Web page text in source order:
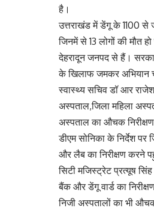
है।
उत्तराखंड में डेंगू के 1100 से
जिनमें से 13 लोगों की मौत
देहरादून जनपद से हैं।
के खिलाफ जमकर अभियान
स्वास्थ्य सचिव डॉ आर राजेश
अस्पताल,जिला महिला
अस्पताल का औचक
डीएम सोनिका के निर्देश पर
और लैब का निरीक्षण करने
सिटी मजिस्ट्रेट प्रत्यूष
बैंक और डेंगू वार्ड का
निजी अस्पतालों का भी औचक